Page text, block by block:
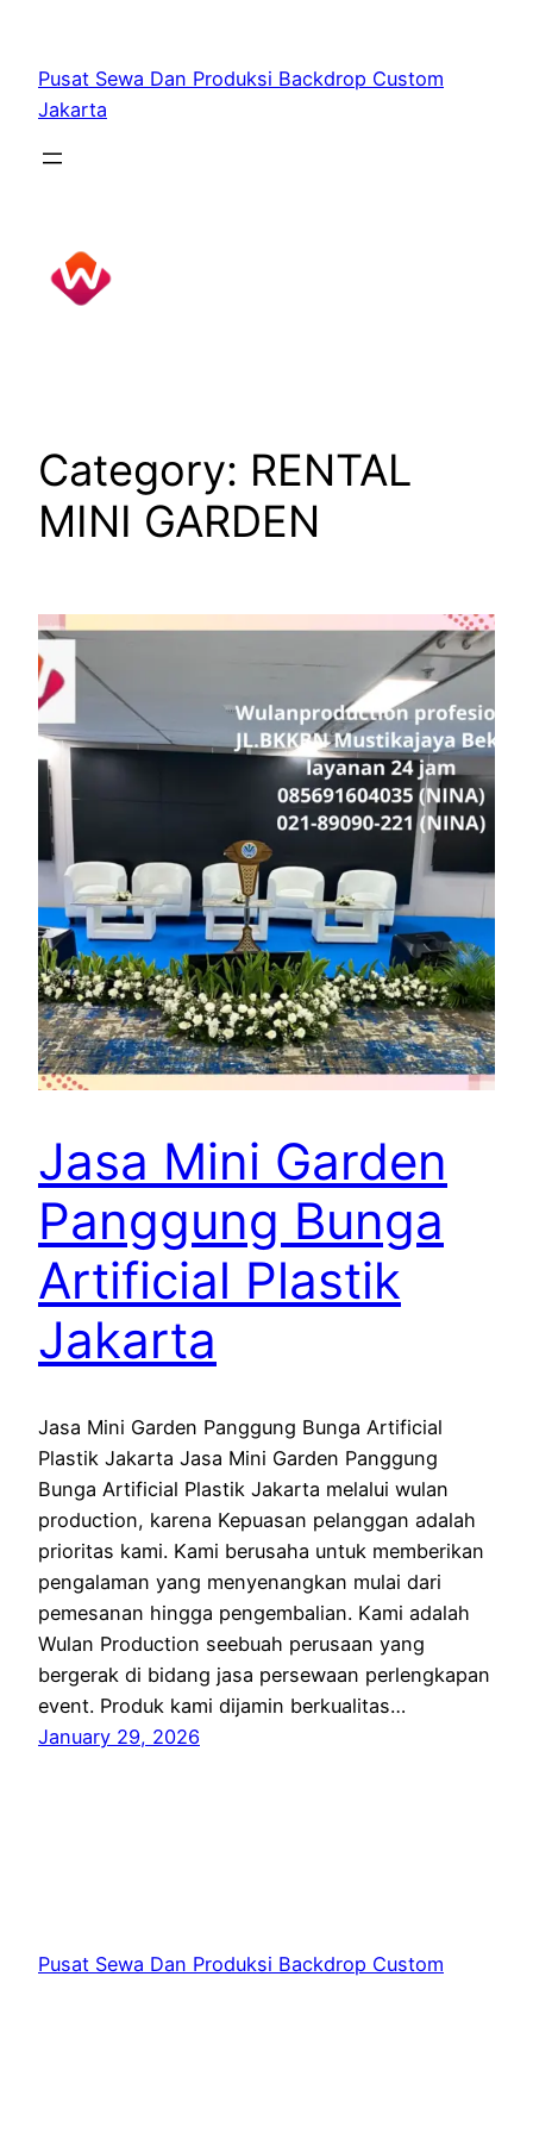
content
Pusat Sewa Dan Produksi Backdrop Custom
Jakarta
Category: RENTAL
MINI GARDEN
Jasa Mini Garden
Panggung Bunga
Artificial Plastik
Jakarta
Jasa Mini Garden Panggung Bunga Artificial
Plastik Jakarta Jasa Mini Garden Panggung
Bunga Artificial Plastik Jakarta melalui wulan
production, karena Kepuasan pelanggan adalah
prioritas kami. Kami berusaha untuk memberikan
pengalaman yang menyenangkan mulai dari
pemesanan hingga pengembalian. Kami adalah
Wulan Production seebuah perusaan yang
bergerak di bidang jasa persewaan perlengkapan
event. Produk kami dijamin berkualitas…
January 29, 2026
Pusat Sewa Dan Produksi Backdrop Custom